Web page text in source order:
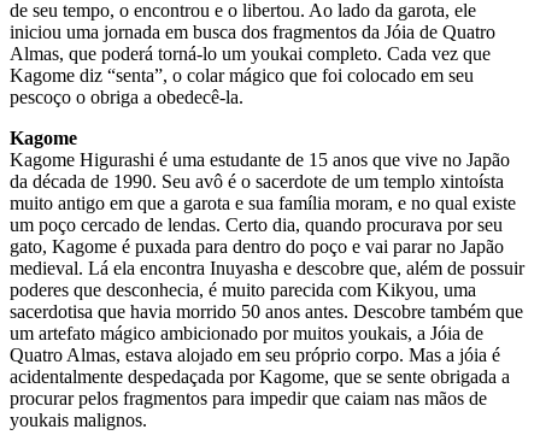
de seu tempo, o encontrou e o libertou. Ao lado da garota, ele
iniciou uma jornada em busca dos fragmentos da Jóia de Quatro
Almas, que poderá torná-lo um youkai completo. Cada vez que
Kagome diz “senta”, o colar mágico que foi colocado em seu
pescoço o obriga a obedecê-la.
Kagome
Kagome Higurashi é uma estudante de 15 anos que vive no Japão
da década de 1990. Seu avô é o sacerdote de um templo xintoísta
muito antigo em que a garota e sua família moram, e no qual existe
um poço cercado de lendas. Certo dia, quando procurava por seu
gato, Kagome é puxada para dentro do poço e vai parar no Japão
medieval. Lá ela encontra Inuyasha e descobre que, além de possuir
poderes que desconhecia, é muito parecida com Kikyou, uma
sacerdotisa que havia morrido 50 anos antes. Descobre também que
um artefato mágico ambicionado por muitos youkais, a Jóia de
Quatro Almas, estava alojado em seu próprio corpo. Mas a jóia é
acidentalmente despedaçada por Kagome, que se sente obrigada a
procurar pelos fragmentos para impedir que caiam nas mãos de
youkais malignos.